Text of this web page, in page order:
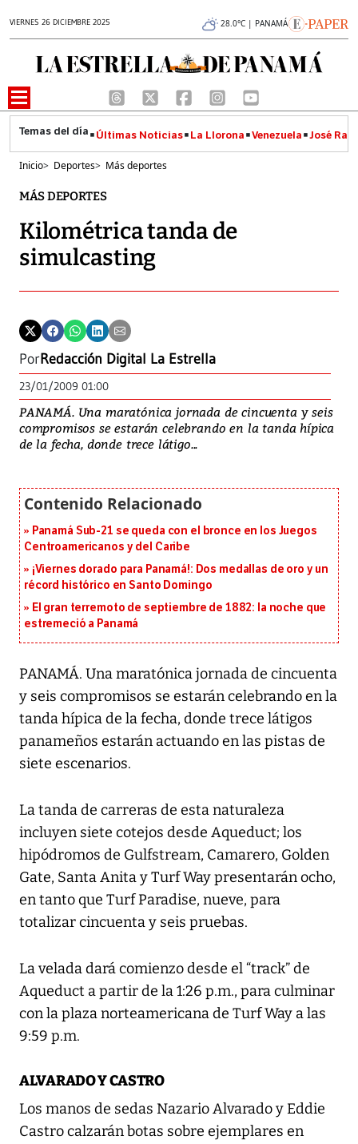
VIERNES 26 DICIEMBRE 2025 28.0°C | PANAMÁ
Últimas Noticias La Llorona Venezuela José
Inicio> Deportes> Más deportes
MÁS DEPORTES
Kilométrica tanda de
simulcasting
PorRedacción Digital La Estrella
23/01/2009 01:00
PANAMÁ. Una maratónica jornada de cincuenta y seis
compromisos se estarán celebrando en la tanda hípica
de la fecha, donde trece látigo...
Panamá Sub-21 se queda con el bronce en los Juegos
Centroamericanos y del Caribe
¡Viernes dorado para Panamá!: Dos medallas de oro y un
récord histórico en Santo Domingo
El gran terremoto de septiembre de 1882: la noche que
estremeció a Panamá
PANAMÁ. Una maratónica jornada de cincuenta
y seis compromisos se estarán celebrando en la
tanda hípica de la fecha, donde trece látigos
panameños estarán actuando en las pistas de
siete escenarios.
La tanda de carreras de esta naturaleza
incluyen siete cotejos desde Aqueduct; los
hipódromos de Gulfstream, Camarero, Golden
Gate, Santa Anita y Turf Way presentarán ocho,
en tanto que Turf Paradise, nueve, para
totalizar cincuenta y seis pruebas.
La velada dará comienzo desde el “track” de
Aqueduct a partir de la 1:26 p.m., para culminar
con la plaza norteamericana de Turf Way a las
9:59 p.m.
ALVARADO Y CASTRO
Los manos de sedas Nazario Alvarado y Eddie
Castro calzarán botas sobre ejemplares en